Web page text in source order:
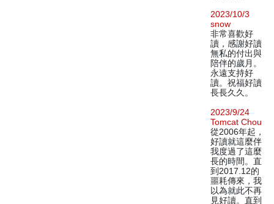
2023/10/3
snow
非常喜歡好
讀，感謝好讀
無私的付出與
陪伴的歲月。
永遠支持好
讀。祝福好讀
長長久久。
2023/9/24
Tomcat Chou
從2006年起，
好讀就這麼伴
我度過了這麼
長的時間。直
到2017.12的
噩耗傳來，我
以為就此不再
見好讀。直到